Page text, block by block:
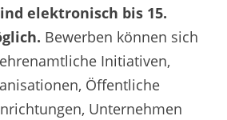
elektronisch bis 15.
Bewerben können sich
Initiativen,
Öffentliche
Unternehmen